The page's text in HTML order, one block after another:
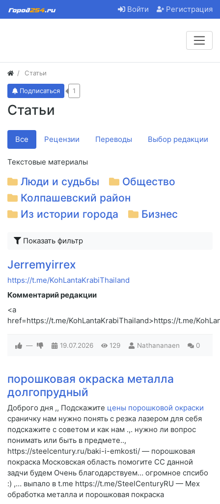
Войти Регистрация
Статьи
Статьи
Подписаться 1
Все Рецензии Переводы Выбор редакции
Текстовые материалы
Люди и судьбы
Общество
Колпашевский район
Из истории города
Бизнес
Показать фильтр
Jerremyirrex
https://t.me/KohLantaKrabiThailand
Комментарий редакции
<a
href=https://t.me/KohLantaKrabiThailand>https://t.me/
— 19.07.2026 129 Nathananaen 0
порошковая окраска металла
долгопрудный
Доброго дня ,, Подскажите цены порошковой окраски
сраничку нам нужно понять с резка лазером для себя
подскажите c советом и как нам .,. нужно ли вопрос
понимать или быть в предмете..,
https://steelcentury.ru/baki-i-emkosti/ — порошковая
покраска Московская область помогите CC данной
задчи будем Очень благодарствуем… огромное спсибо
:) ,… выпало в t.me https://t.me/SteelCenturyRU — Мех
обработка металла и порошковая покраска